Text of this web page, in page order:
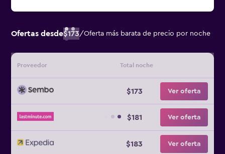
Ofertas desde$173/Oferta más barata de precio por noche
Proveedor Total noche
$173 Ver oferta
$181 Ver oferta
$183 Ver oferta